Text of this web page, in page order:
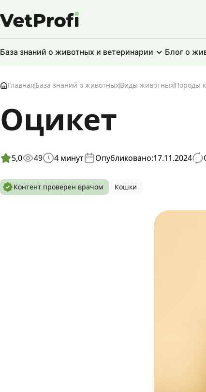
База знаний о животных и ветеринарии Блог о
Главная База знаний о животныхВиды животныхПороды
Оцикет
5,0 49 4 минут Опубликовано:17.11.2024
Контент проверен врачом Кошки